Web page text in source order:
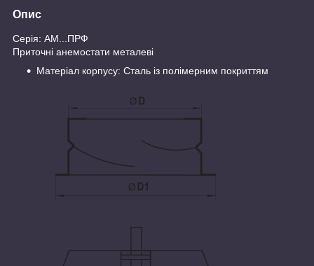
Опис
Серія: АM...ПРФ
Приточні анемостати металеві
Матеріал корпусу: Сталь із полімерним покриттям